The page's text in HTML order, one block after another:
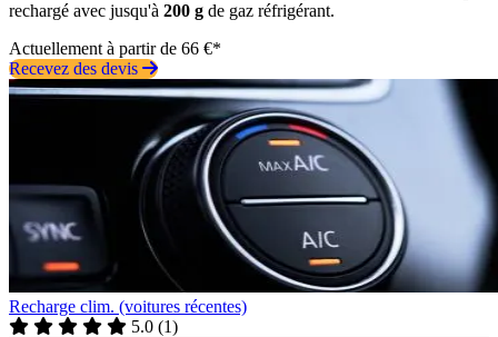
rechargé avec jusqu'à 200 g de gaz réfrigérant.
Actuellement à partir de 66 €*
Recevez des devis
Recharge clim. (voitures récentes)
5.0 (1)